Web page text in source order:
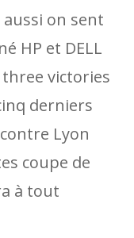
on sent
HP et DELL
three victories
derniers
Lyon
coupe de
à tout